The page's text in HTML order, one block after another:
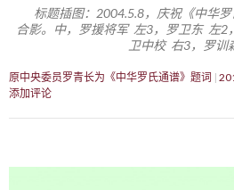
标题插图：2004.5.8，庆祝《中华
合影。中，罗援将军 左3，罗卫东 左
卫中校 右3，罗
原中央委员罗青长为《中华罗氏通谱》题词
添加评论